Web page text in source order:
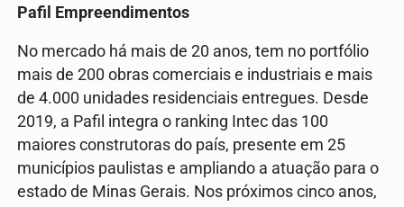
Pafil Empreendimentos
No mercado há mais de 20 anos, tem no portfólio
mais de 200 obras comerciais e industriais e mais
de 4.000 unidades residenciais entregues. Desde
2019, a Pafil integra o ranking Intec das 100
maiores construtoras do país, presente em 25
municípios paulistas e ampliando a atuação para o
estado de Minas Gerais. Nos próximos cinco anos,